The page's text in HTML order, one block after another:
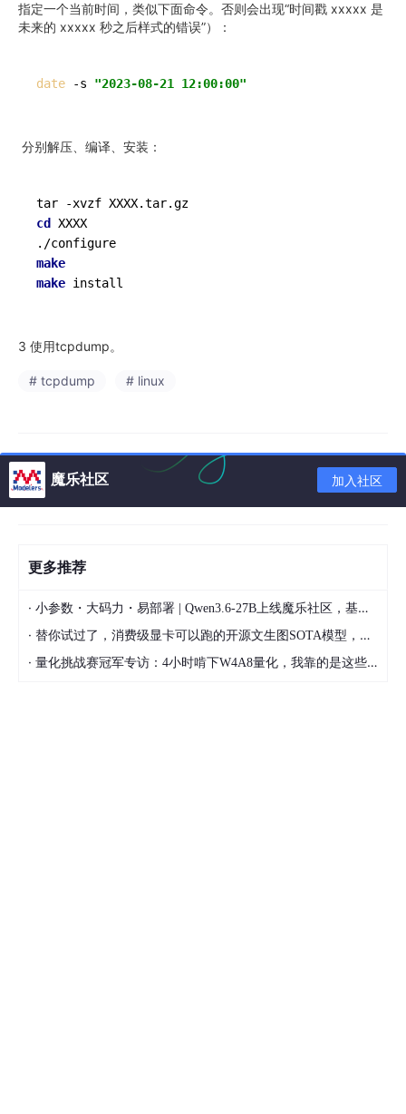
指定一个当前时间，类似下面命令。否则会出现“时间戳 xxxxx 是
未来的 xxxxx 秒之后样式的错误”）：
date -s "2023-08-21 12:00:00"
分别解压、编译、安装：
cd
XXXX
make
make install
3 使用tcpdump。
# tcpdump # linux
魔乐社区 加入社区
更多推荐
· 小参数・大码力・易部署 | Qwen3.6-27B上线魔乐社区，基于昇腾的部署教程来了
· 替你试过了，消费级显卡可以跑的开源文生图SOTA模型，顶级渲染、高密度文本绘图
· 量化挑战赛冠军专访：4小时啃下W4A8量化，我靠的是这些经验